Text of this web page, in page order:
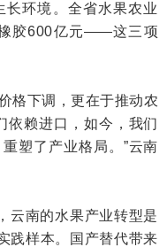
环境。全省水果农业
胶600亿元——这三项
格下调，更在于推动农
依赖进口，如今，我们
塑了产业格局。”云南
云南的水果产业转型是
践样本。国产替代带来